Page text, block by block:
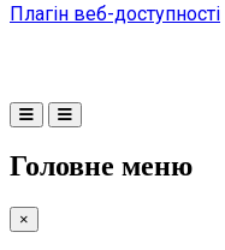
Плагін веб-доступності
Головне меню
×